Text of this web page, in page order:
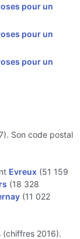
pour un
pour un
pour un
Son code postal
Evreux (51 159
(18 328
(11 022
(chiffres 2016).